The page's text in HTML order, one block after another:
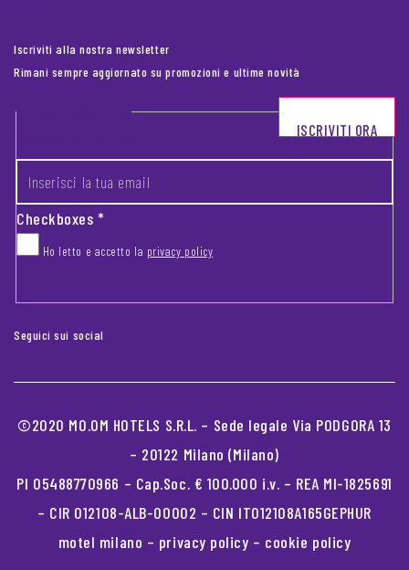
Iscriviti alla nostra newsletter
Rimani sempre aggiornato su promozioni e ultime novità
Footer newsletter
Checkboxes*
Ho letto e accetto la privacy policy
ISCRIVITI ORA
Seguici sui social
©2020 MO.OM HOTELS S.R.L. – Sede legale Via PODGORA 13
– 20122 Milano (Milano)
PI 05488770966 – Cap.Soc. € 100.000 i.v. – REA MI-1825691
– CIR 012108-ALB-00002 – CIN IT012108A165GEPHUR
motel milano – privacy policy – cookie policy